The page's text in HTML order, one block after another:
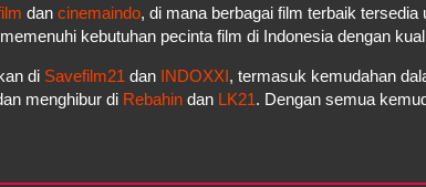
dan cinemaindo, di mana berbagai film terbaik
memenuhi kebutuhan pecinta film di Indonesia dengan
di Savefilm21 dan INDOXXI, termasuk kemudahan
menghibur di Rebahin dan LK21. Dengan semua